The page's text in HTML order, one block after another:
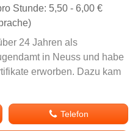
Stunde: 5,50 - 6,00 €
24 Jahren als
in Neuss und habe
erworben. Dazu kam
Telefon